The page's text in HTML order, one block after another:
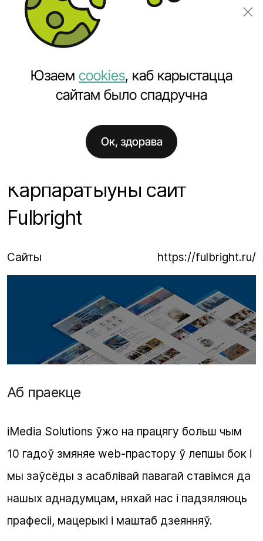
Праекты Карпаратыўны сайт Fulbright
Карпаратыўны сайт
Fulbright
Сайты https://fulbright.ru/
Аб праекце
iMedia Solutions ўжо на працягу больш чым
10 гадоў змяняе web-прастору ў лепшы бок і
мы заўсёды з асаблівай павагай ставімся да
нашых аднадумцам, няхай нас і падзяляюць
прафесіі, мацерыкі і маштаб дзеянняў.
Юзаем cookies, каб карыстацца
сайтам было спадручна
Ок, здорава